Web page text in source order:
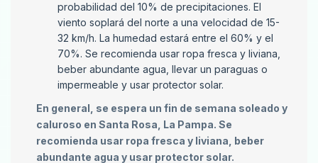
probabilidad del 10% de precipitaciones. El
viento soplará del norte a una velocidad de 15-
32 km/h. La humedad estará entre el 60% y el
70%. Se recomienda usar ropa fresca y liviana,
beber abundante agua, llevar un paraguas o
impermeable y usar protector solar.
En general, se espera un fin de semana soleado y
caluroso en Santa Rosa, La Pampa. Se
recomienda usar ropa fresca y liviana, beber
abundante agua y usar protector solar.